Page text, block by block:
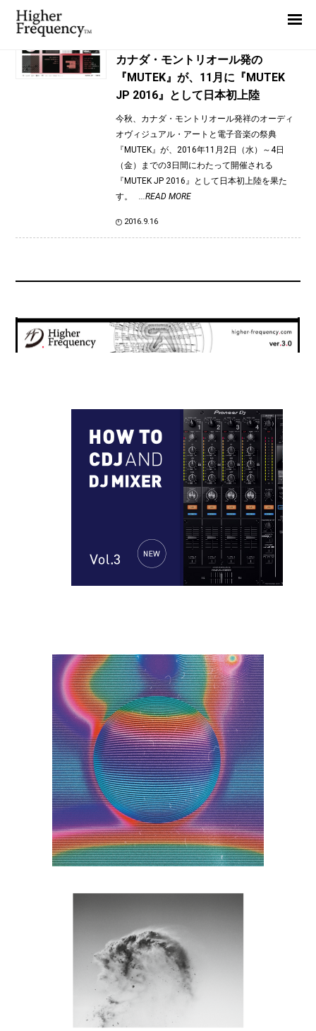
TAG: Midnight Operator
カナダ・モントリオール発の
『MUTEK』が、11月に『MUTEK
JP 2016』として日本初上陸
今秋、カナダ・モントリオール発祥のオーディ
オヴィジュアル・アートと電子音楽の祭典
『MUTEK』が、2016年11月2日（水）～4日
（金）までの3日間にわたって開催される
『MUTEK JP 2016』として日本初上陸を果た
す。 ...READ MORE
2016.9.16
News
Interview
Report